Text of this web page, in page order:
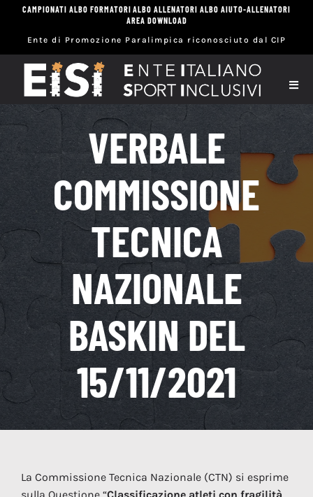
Salta
contenutoEnte di Promozione Paralimpica riconosciuto dal CIP
CAMPIONATI ALBO FORMATORI ALBO ALLENATORI ALBO AIUTO-ALLENATORI
AREA DOWNLOAD
Eisi
VERBALE
COMMISSIONE
TECNICA
NAZIONALE
BASKIN DEL
15/11/2021
La Commissione Tecnica Nazionale (CTN) si esprime